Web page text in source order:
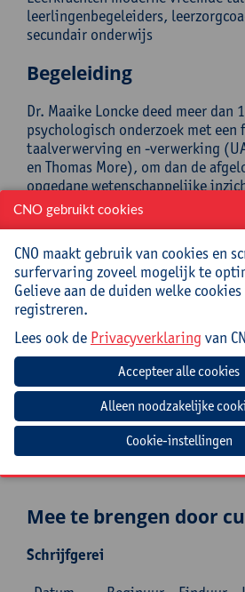
leerlingenbegeleiders,
secundair onderwijs
Begeleiding
Dr. Maaike Loncke deed meer dan
psychologisch onderzoek met een
taalverwerving en -verwerking
en Thomas More), om dan de
opgedane wetenschappelijke
implementeren in de
leerlingen (zowel als leerkracht,
publicaties over dyslexie.
Praktisch
Cursuscode:26/LZG/063A
Cursusmateriaal en lunch
Jouw bijdrage: 138 EUR.
Inlichtingen bij: Carolyn Smout,
carolyn.smout@uantwerpen.be
Mee te brengen door
Schrijfgerei
CNO gebruikt cookies
CNO maakt gebruik van cookies en
surfervaring zoveel mogelijk te
Gelieve aan de duiden welke cookies
registreren.
Lees ook de Privacyverklaring van
Cookie-instellingen